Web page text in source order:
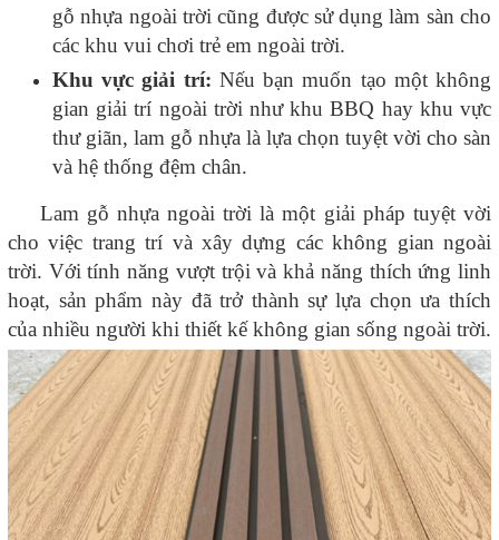
gỗ nhựa ngoài trời cũng được sử dụng làm sàn cho
các khu vui chơi trẻ em ngoài trời.
Khu vực giải trí: Nếu bạn muốn tạo một không
gian giải trí ngoài trời như khu BBQ hay khu vực
thư giãn, lam gỗ nhựa là lựa chọn tuyệt vời cho sàn
và hệ thống đệm chân.
Lam gỗ nhựa ngoài trời là một giải pháp tuyệt vời
cho việc trang trí và xây dựng các không gian ngoài
trời. Với tính năng vượt trội và khả năng thích ứng linh
hoạt, sản phẩm này đã trở thành sự lựa chọn ưa thích
của nhiều người khi thiết kế không gian sống ngoài trời.